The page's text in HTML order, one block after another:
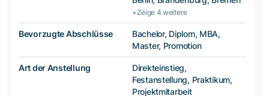
+Zeige 4 weitere
Bevorzugte Abschlüsse
Bachelor, Diplom, MBA,
Master, Promotion
Art der Anstellung
Direkteinstieg,
Festanstellung, Praktikum,
Projektmitarbeit